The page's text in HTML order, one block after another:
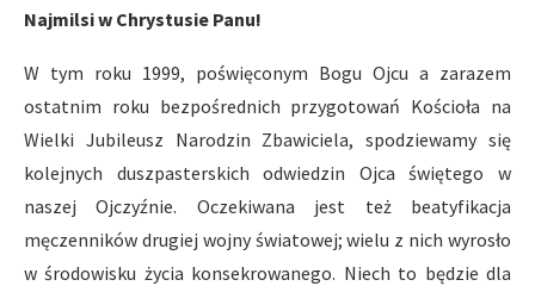
Najmilsi w Chrystusie Panu!
W tym roku 1999, poświęconym Bogu Ojcu a zarazem
ostatnim roku bezpośrednich przygotowań Kościoła na
Wielki Jubileusz Narodzin Zbawiciela, spodziewamy się
kolejnych duszpasterskich odwiedzin Ojca świętego w
naszej Ojczyźnie. Oczekiwana jest też beatyfikacja
męczenników drugiej wojny światowej; wielu z nich wyrosło
w środowisku życia konsekrowanego. Niech to będzie dla